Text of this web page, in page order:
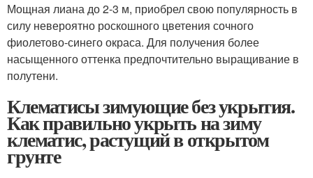
Мощная лиана до 2-3 м, приобрел свою популярность в
силу невероятно роскошного цветения сочного
фиолетово-синего окраса. Для получения более
насыщенного оттенка предпочтительно выращивание в
полутени.
Клематисы зимующие без укрытия.
Как правильно укрыть на зиму
клематис, растущий в открытом
грунте